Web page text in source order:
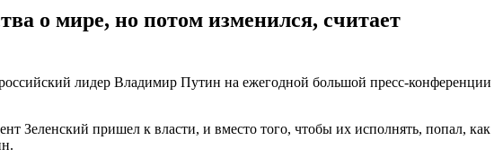
о мире, но потом изменился, считает
лидер Владимир Путин на ежегодной большой пресс-конференции
Зеленский пришел к власти, и вместо того, чтобы их исполнять, попал, как